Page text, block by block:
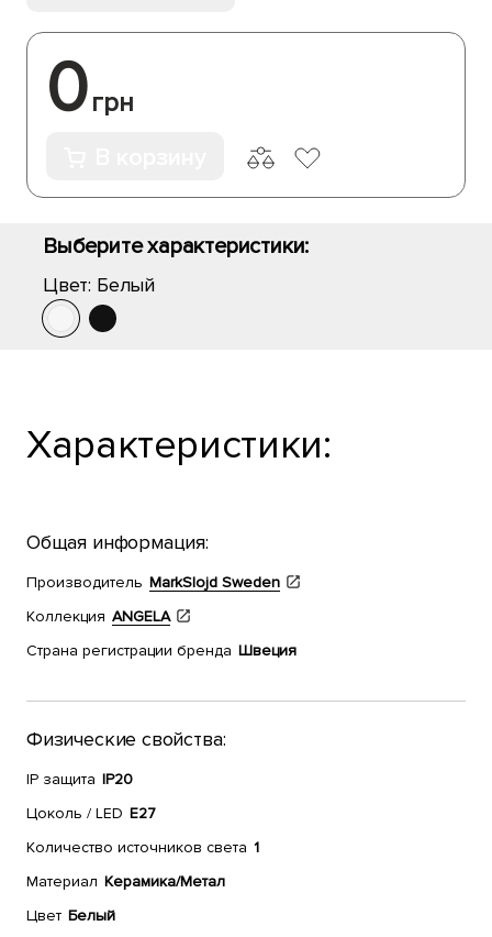
0грн
Выберите характеристики:
Цвет: Белый
Характеристики:
Общая информация:
Производитель MarkSlojd Sweden
Коллекция ANGELA
Страна регистрации бренда Швеция
Физические свойства:
IP защита IP20
Цоколь / LED E27
Количество источников света 1
Материал Керамика/Метал
Цвет Белый